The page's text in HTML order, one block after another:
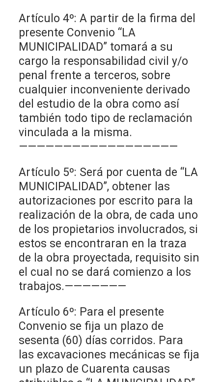
Artículo 4º: A partir de la firma del
presente Convenio “LA
MUNICIPALIDAD” tomará a su
cargo la responsabilidad civil y/o
penal frente a terceros, sobre
cualquier inconveniente derivado
del estudio de la obra como así
también todo tipo de reclamación
vinculada a la misma.
——————————————————
Artículo 5º: Será por cuenta de “LA
MUNICIPALIDAD”, obtener las
autorizaciones por escrito para la
realización de la obra, de cada uno
de los propietarios involucrados, si
estos se encontraran en la traza
de la obra proyectada, requisito sin
el cual no se dará comienzo a los
trabajos.———————
Artículo 6º: Para el presente
Convenio se fija un plazo de
sesenta (60) días corridos. Para
las excavaciones mecánicas se fija
un plazo de Cuarenta causas